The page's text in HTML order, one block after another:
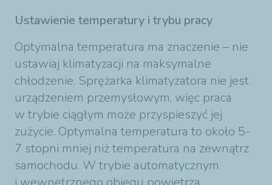
Ustawienie temperatury i trybu pracy
Optymalna temperatura ma znaczenie – nie
ustawiaj klimatyzacji na maksymalne
chłodzenie. Sprężarka klimatyzatora nie jest
urządzeniem przemysłowym, więc praca
w trybie ciągłym może przyspieszyć jej
zużycie. Optymalna temperatura to około 5-
7 stopni mniej niż temperatura na zewnątrz
samochodu. W trybie automatycznym